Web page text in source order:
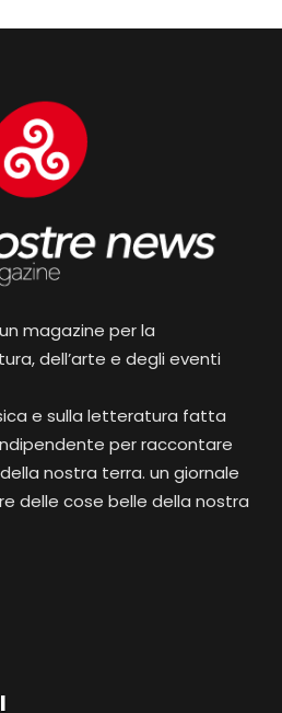
magazine per la
dell’arte e degli eventi
e sulla letteratura fatta
per raccontare
nostra terra. un giornale
delle cose belle della nostra